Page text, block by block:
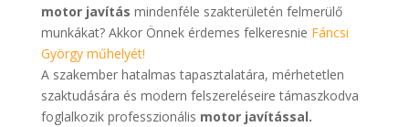
motor javítás mindenféle szakterületén felmerülő
munkákat? Akkor Önnek érdemes felkeresnie Fáncsi
György műhelyét!
A szakember hatalmas tapasztalatára, mérhetetlen
szaktudására és modern felszereléseire támaszkodva
foglalkozik professzionális motor javítással.